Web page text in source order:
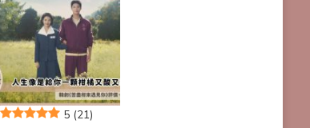
5 (21)